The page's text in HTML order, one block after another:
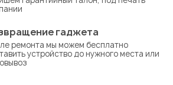
гаджета
ремонта мы можем бесплатно
устройство до нужного места или